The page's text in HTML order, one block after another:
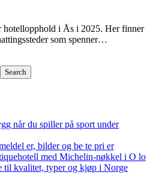
i Ås i 2025. Her finner
som spenner…
Search
når du spiller på sport under
er, bilder og be te pri er
med Michelin-nøkkel i O lo
til kvalitet, typer og kjøp i Norge